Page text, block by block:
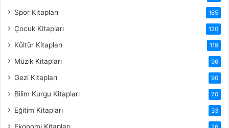
Spor Kitapları 165
Çocuk Kitapları 120
Kültür Kitapları 119
Müzik Kitapları 96
Gezi Kitapları 90
Bilim Kurgu Kitapları 70
Eğitim Kitapları 33
Ekonomi Kitapları